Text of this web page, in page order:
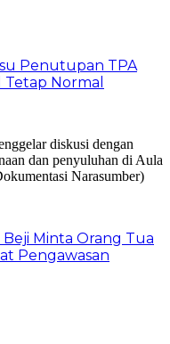
Penutupan TPA
Normal
Minta Orang Tua
Pengawasan